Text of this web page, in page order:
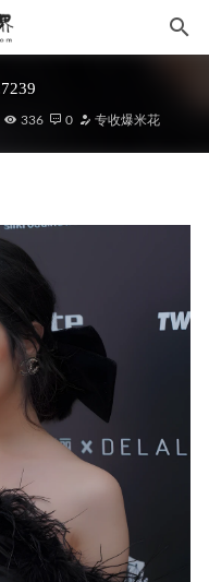
336 0 专收爆米花
、裸足NO.180